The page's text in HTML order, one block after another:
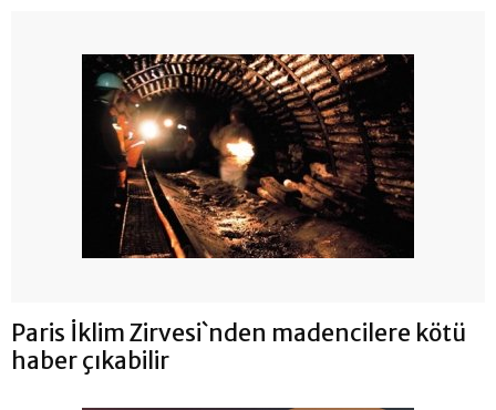
Paris İklim Zirvesi`nden madencilere kötü
haber çıkabilir